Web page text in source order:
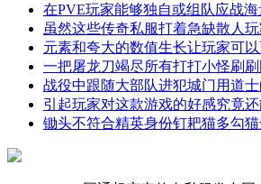
在PVE玩家能够独自或组队应战
虽然这些传奇私服打着急缺散人
元素和夸大的数值生长让玩家可
一把屠龙刀竭尽所有打打小怪刷
战役中跟随大部队进犯城门用道
引起玩家对这款游戏的好感究竟
锄头不符合精英身份钉耙猫多勾猫